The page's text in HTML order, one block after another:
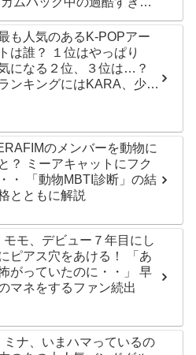
ールに衝撃
も人気のあるK-POPアー
は誰？ １位はやっぱり
になる２位、３位は…？
ンキングにはKARA、少女
のメンバーを動物に
？ ミーアキャットにフク
・ 「動物MBTI診断」の結
とともに解説
モモ、デビュー７年目にし
ピアス穴をあける！ 「あ
がっていたのに・・」 早
マネをするファン続出
ミナ、いまハマっているの